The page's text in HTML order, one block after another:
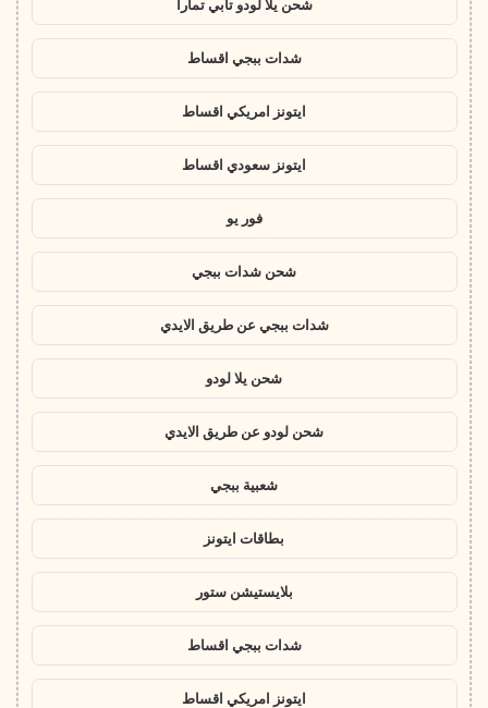
شحن يلا لودو تابي تمارا
شدات ببجي اقساط
ايتونز امريكي اقساط
ايتونز سعودي اقساط
فور يو
شحن شدات ببجي
شدات ببجي عن طريق الايدي
شحن يلا لودو
شحن لودو عن طريق الايدي
شعبية ببجي
بطاقات ايتونز
بلايستيشن ستور
شدات ببجي اقساط
ايتونز امريكي اقساط